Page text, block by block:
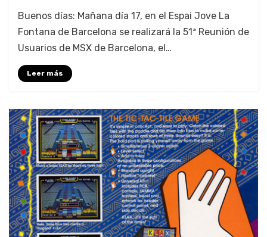
Buenos días: Mañana día 17, en el Espai Jove La
Fontana de Barcelona se realizará la 51ª Reunión de
Usuar­ios de MSX de Barcelona, el…
Leer más